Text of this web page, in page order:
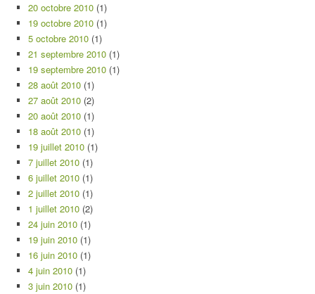
20 octobre 2010 (1)
19 octobre 2010 (1)
5 octobre 2010 (1)
21 septembre 2010 (1)
19 septembre 2010 (1)
28 août 2010 (1)
27 août 2010 (2)
20 août 2010 (1)
18 août 2010 (1)
19 juillet 2010 (1)
7 juillet 2010 (1)
6 juillet 2010 (1)
2 juillet 2010 (1)
1 juillet 2010 (2)
24 juin 2010 (1)
19 juin 2010 (1)
16 juin 2010 (1)
4 juin 2010 (1)
3 juin 2010 (1)